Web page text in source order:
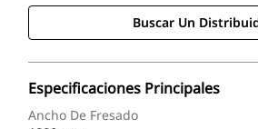
Buscar Un
Especificaciones Principales
Ancho De Fresado